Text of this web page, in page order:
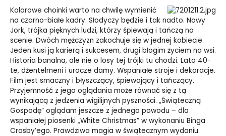
Kolorowe choinki warto na chwilę wymienić
na czarno-białe kadry. Słodyczy będzie i tak nadto. Nowy
Jork, trójka pięknych ludzi, którzy śpiewają i tańczą na
scenie. Dwóch mężczyzn zakochuje się w jednej kobiecie.
Jeden kusi ją karierą i sukcesem, drugi błogim życiem na wsi.
Historia banalna, ale nie o losy tej trójki tu chodzi. Lata 40-
te, dżentelmeni i urocze damy. Wspaniałe stroje i dekoracje.
Film jest smaczny i błyszczący, śpiewający i tańczący.
Przyjemność z jego oglądania może równać się z tą
wynikającą z jedzenia wigilijnych pyszności. „Świąteczną
Gospodę” oglądam jeszcze z jednego powodu – dla
wspaniałej piosenki „White Christmas” w wykonaniu Binga
Crosby’ego. Prawdziwa magia w świątecznym wydaniu.